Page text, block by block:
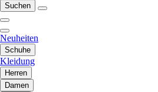
Suchen
Neuheiten
Schuhe
Kleidung
Herren
Damen